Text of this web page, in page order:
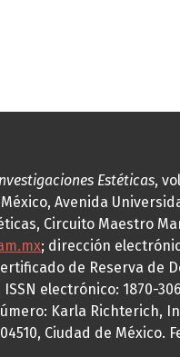
Estéticas,
Avenida
Circuito Maestro
; dirección
de Reserva de
ISSN electrónico: 1870-
Karla Richterich,
Ciudad de